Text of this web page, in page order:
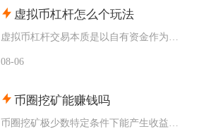
虚拟币杠杆怎么个玩法
08-06
币圈挖矿能赚钱吗